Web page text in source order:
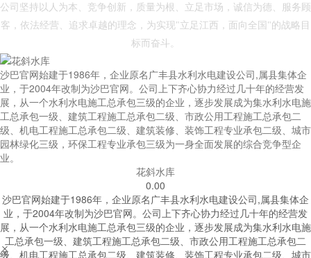
公司坚持以人为本、竞争创新，质量为根、立足市场，诚信为德、服务顾
客，依法经营、追求卓越的理念，为实现"立足江西，面向全国"的战略目
标而奋斗。
沙巴官网始建于1986年，企业原名广丰县水利水电建设公司,属县集体企
业，于2004年改制为沙巴官网。公司上下齐心协力经过几十年的经营发
展，从一个水利水电施工总承包三级的企业，逐步发展成为集水利水电施
工总承包一级、建筑工程施工总承包二级、市政公用工程施工总承包二
级、机电工程施工总承包二级、建筑装修、装饰工程专业承包二级、城市
园林绿化三级，环保工程专业承包三级为一身全面发展的综合竞争型企
业。
花斜水库
0.00
沙巴官网始建于1986年，企业原名广丰县水利水电建设公司,属县集体企
业，于2004年改制为沙巴官网。公司上下齐心协力经过几十年的经营发
展，从一个水利水电施工总承包三级的企业，逐步发展成为集水利水电施
工总承包一级、建筑工程施工总承包二级、市政公用工程施工总承包二
级、机电工程施工总承包二级、建筑装修、装饰工程专业承包二级、城市

